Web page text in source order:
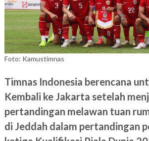
Foto: Kamustimnas
Timnas Indonesia berencana
Kembali ke Jakarta setelah
pertandingan melawan tuan
di Jeddah dalam pertandingan